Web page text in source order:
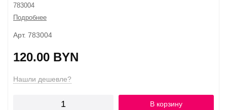
783004
Подробнее
Арт. 783004
120.00 BYN
Нашли дешевле?
В корзину